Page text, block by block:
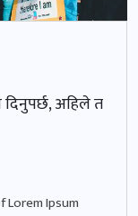
दिनुपर्छ, अहिले त
Ipsum